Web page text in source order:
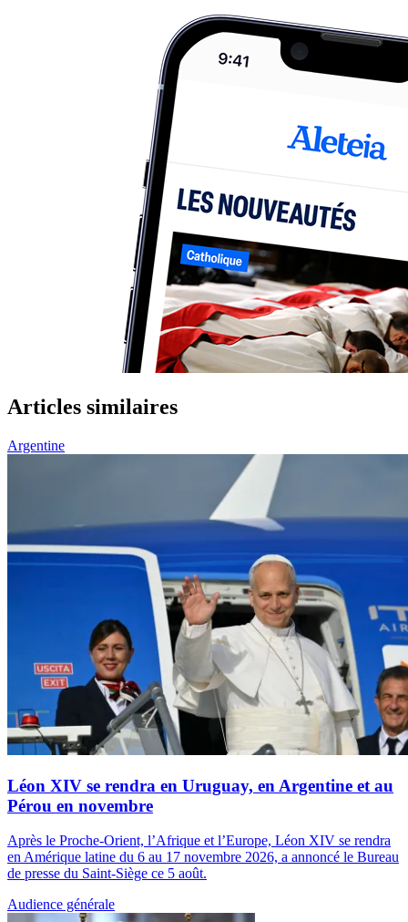
Articles similaires
Argentine
Léon XIV se rendra en Uruguay, en Argentine et au
Pérou en novembre
Après le Proche-Orient, l’Afrique et l’Europe, Léon XIV se rendra
en Amérique latine du 6 au 17 novembre 2026, a annoncé le Bureau
de presse du Saint-Siège ce 5 août.
Audience générale